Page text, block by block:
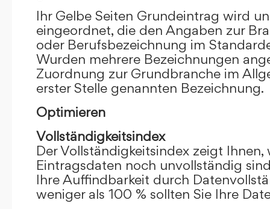
Ihr Gelbe Seiten Grundeintrag wird
eingeordnet, die den Angaben zur
oder Berufsbezeichnung im
Wurden mehrere Bezeichnungen
Zuordnung zur Grundbranche im
erster Stelle genannten Bezeichnung.
Optimieren
Vollständigkeitsindex
Der Vollständigkeitsindex zeigt
Eintragsdaten noch unvollständig
Ihre Auffindbarkeit durch
weniger als 100 % sollten Sie Ihre